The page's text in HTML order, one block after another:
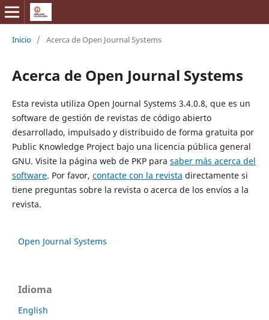
Inicio / Acerca de Open Journal Systems
Acerca de Open Journal Systems
Esta revista utiliza Open Journal Systems 3.4.0.8, que es un
software de gestión de revistas de código abierto
desarrollado, impulsado y distribuido de forma gratuita por
Public Knowledge Project bajo una licencia pública general
GNU. Visite la página web de PKP para saber más acerca del
software. Por favor, contacte con la revista directamente si
tiene preguntas sobre la revista o acerca de los envíos a la
revista.
Open Journal Systems
Idioma
English